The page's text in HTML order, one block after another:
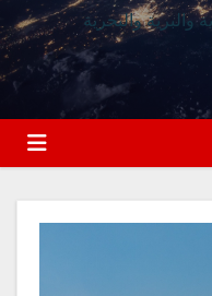
والبحرية